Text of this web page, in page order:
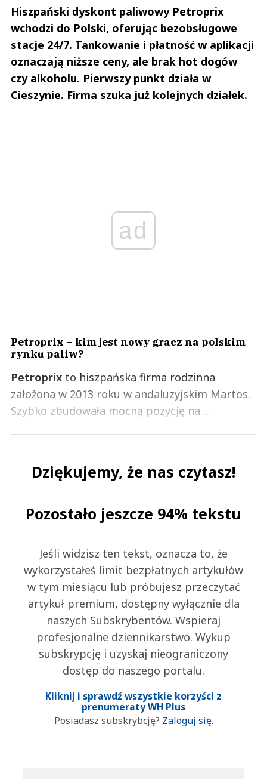
Hiszpański dyskont paliwowy Petroprix
wchodzi do Polski, oferując bezobsługowe
stacje 24/7. Tankowanie i płatność w aplikacji
oznaczają niższe ceny, ale brak hot dogów
czy alkoholu. Pierwszy punkt działa w
Cieszynie. Firma szuka już kolejnych działek.
ad
Petroprix – kim jest nowy gracz na polskim
rynku paliw?
Petroprix to hiszpańska firma rodzinna
założona w 2013 roku w andaluzyjskim Martos.
Szybko zbudowała mocną pozycję na ...
Dziękujemy, że nas czytasz!
Pozostało jeszcze 94% tekstu
Jeśli widzisz ten tekst, oznacza to, że
wykorzystałeś limit bezpłatnych artykułów
w tym miesiącu lub próbujesz przeczytać
artykuł premium, dostępny wyłącznie dla
naszych Subskrybentów. Wspieraj
profesjonalne dziennikarstwo. Wykup
subskrypcję i uzyskaj nieograniczony
dostęp do naszego portalu.
Kliknij i sprawdź wszystkie korzyści z
prenumeraty WH Plus
Posiadasz subskrybcję? Zaloguj się.